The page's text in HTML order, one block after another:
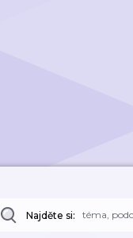
Najděte si: